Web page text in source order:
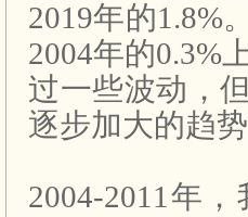
2019年的1.8%
2004年的0.3%
过一些波动，
逐步加大的趋势
2004-2011 年，